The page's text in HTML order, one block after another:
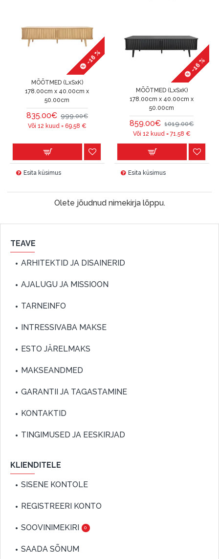
-16 %
MÕÕTMED (LxSxK)
178.00cm x 40.00cm x
50.00cm
835.00€ 999.00€
Või 12 kuud = 69.58 €
Esita küsimus
-16 %
MÕÕTMED (LxSxK)
178.00cm x 40.00cm x
50.00cm
859.00€ 1019.00€
Või 12 kuud = 71.58 €
Esita küsimus
Olete jõudnud nimekirja lõppu.
TEAVE
ARHITEKTID JA DISAINERID
AJALUGU JA MISSIOON
TARNEINFO
INTRESSIVABA MAKSE
ESTO JÄRELMAKS
MAKSEANDMED
GARANTII JA TAGASTAMINE
KONTAKTID
TINGIMUSED JA EESKIRJAD
KLIENDITELE
SISENE KONTOLE
REGISTREERI KONTO
SOOVINIMEKIRI 0
SAADA SÕNUM